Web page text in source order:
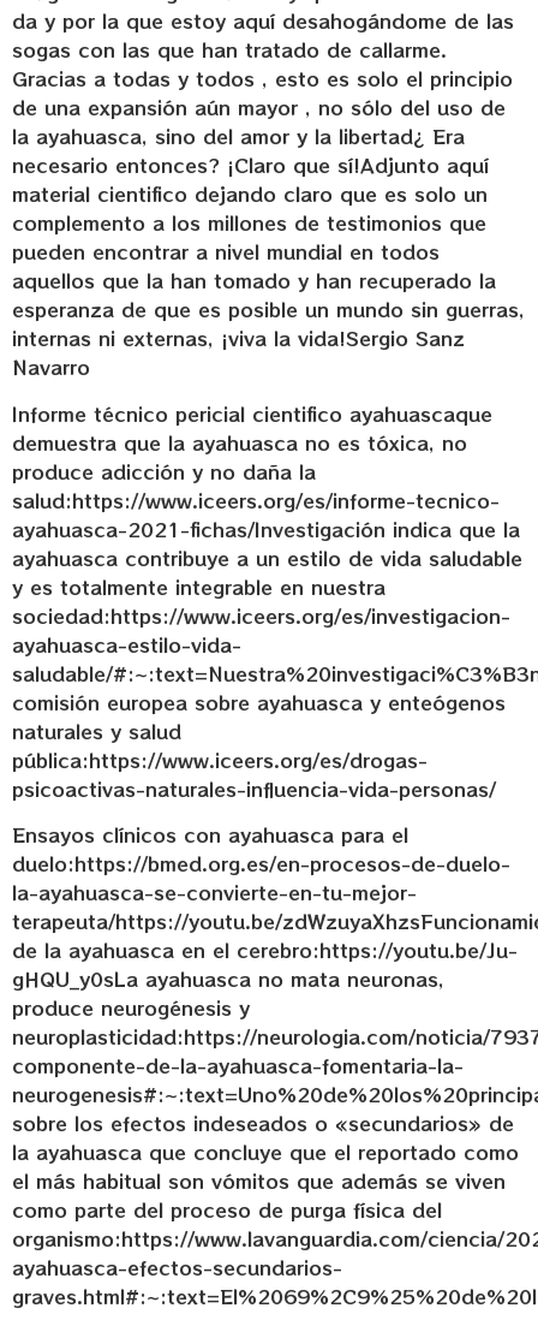
Informe técnico pericial cientifico ayahuascaque
demuestra que la ayahuasca no es tóxica, no
produce adicción y no daña la
salud:https://www.iceers.org/es/informe-tecnico-
ayahuasca-2021-fichas/Investigación indica que la
ayahuasca contribuye a un estilo de vida saludable
y es totalmente integrable en nuestra
sociedad:https://www.iceers.org/es/investigacion-
ayahuasca-estilo-vida-
saludable/
comisión europea sobre ayahuasca y enteógenos
naturales y salud
pública:https://www.iceers.org/es/drogas-
psicoactivas-naturales-influencia-vida-personas/
Ensayos clínicos con ayahuasca para el
duelo:https://bmed.org.es/en-procesos-de-duelo-
la-ayahuasca-se-convierte-en-tu-mejor-
terapeuta/https://youtu.be/
de la ayahuasca en el cerebro:https://youtu.be/Ju-
gHQU_y0sLa ayahuasca no mata neuronas,
produce neurogénesis y
neuroplasticidad:https://neurologia.com/noticia/
componente-de-la-ayahuasca-fomentaria-la-
sobre los efectos indeseados o «secundarios» de
la ayahuasca que concluye que el reportado como
el más habitual son vómitos que además se viven
como parte del proceso de purga física del
organismo:https://www.lavanguardia.com/ciencia/
ayahuasca-efectos-secundarios-